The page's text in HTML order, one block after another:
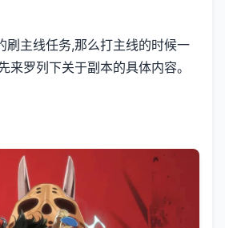
刷主线任务,那么打主线的时候一
来罗列下关于副本的具体内容。